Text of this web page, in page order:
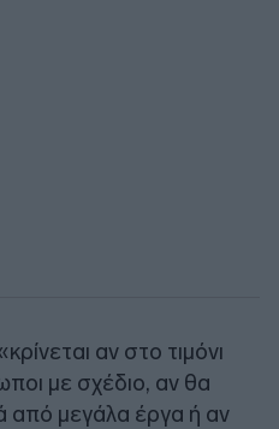
αν στο τιμόνι
με σχέδιο, αν θα
από μεγάλα έργα ή αν